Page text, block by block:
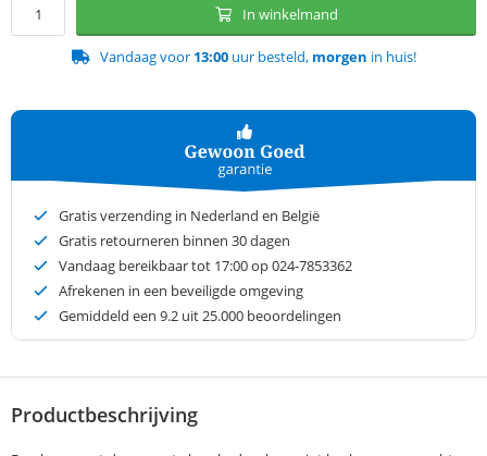
In winkelmand
Vandaag voor 13:00uur besteld, morgen in huis!
Gratis verzending in Nederland en België
Gratis retourneren binnen 30 dagen
Vandaag bereikbaar tot 17:00 op 024-7853362
Afrekenen in een beveiligde omgeving
Gemiddeld een 9.2 uit 25.000 beoordelingen
Productbeschrijving